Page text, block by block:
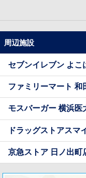
周辺施設
セブンイレブン よこ
ファミリーマート 和
モスバーガー 横浜医
ドラッグストアスマ
京急ストア 日ノ出町